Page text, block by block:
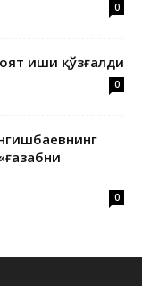
0
иши қўзғалди
0
0